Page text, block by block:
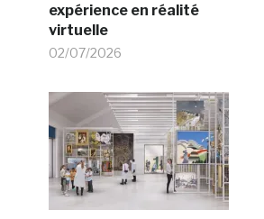
expérience en réalité
virtuelle
02/07/2026